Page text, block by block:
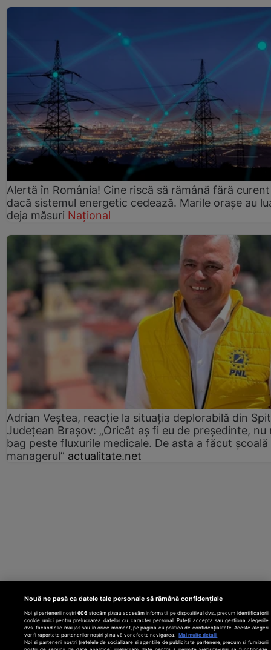
Alertă în România! Cine riscă să rămână fără curent
dacă sistemul energetic cedează. Marile orașe au
deja măsuri Național
Adrian Veștea, reacție la situația deplorabilă din
Județean Brașov: „Oricât aș fi eu de președinte, nu
bag peste fluxurile medicale. De asta a făcut școală
managerul” actualitate.net
Nouă ne pasă ca datele tale personale să rămână confidențiale
Noi și partenerii noștri606 stocăm și/sau accesăm informații pe dispozitivul dvs., precum identificatorii
cookie unici pentru prelucrarea datelor cu caracter personal. Puteți accepta sau gestiona alegerile
dvs. făcând clic mai jos sau în orice moment, pe pagina cu politica de confidențialitate. Aceste alegeri
vor fi raportate partenerilor noștri și nu vă vor afecta navigarea.
Mai multe detalii
Noi si partenerii nostri (retelele de socializare si agentiile de publicitate partenere, precum si furnizorii